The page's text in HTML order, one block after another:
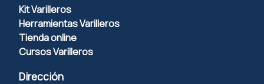
Kit Varilleros
Herramientas Varilleros
Tienda online
Cursos Varilleros
Dirección